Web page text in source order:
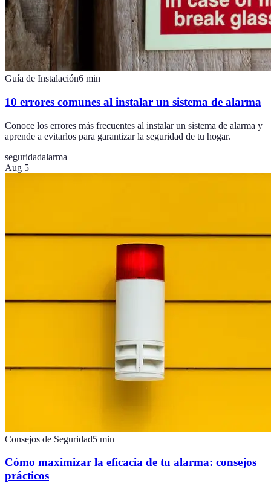
Guía de Instalación6 min
10 errores comunes al instalar un sistema de alarma
Conoce los errores más frecuentes al instalar un sistema de alarma y
aprende a evitarlos para garantizar la seguridad de tu hogar.
seguridadalarma
Aug 5
Consejos de Seguridad5 min
Cómo maximizar la eficacia de tu alarma: consejos
prácticos